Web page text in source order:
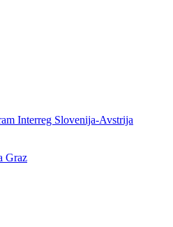
Interreg Slovenija-Avstrija
Graz